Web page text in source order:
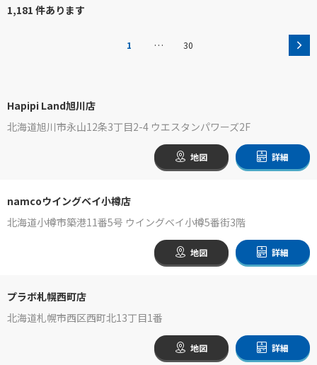
1,181 件あります
1 … 30
Hapipi Land旭川店
北海道旭川市永山12条3丁目2-4 ウエスタンパワーズ2F
地図 詳細
namcoウイングベイ小樽店
北海道小樽市築港11番5号 ウイングベイ小樽5番街3階
地図 詳細
プラボ札幌西町店
北海道札幌市西区西町北13丁目1番
地図 詳細